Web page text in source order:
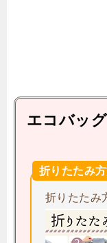
エコバッ
折りたたみ
折りたたみ